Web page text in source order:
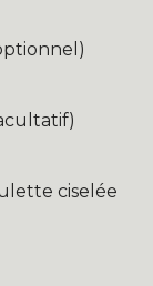
ciselée